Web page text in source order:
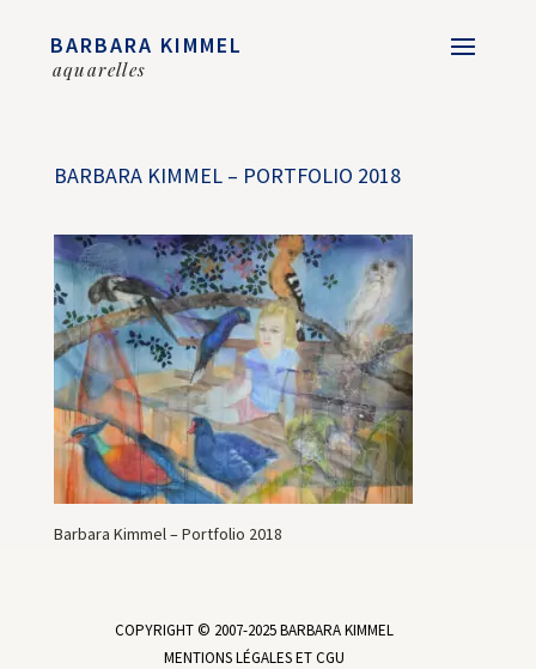
BARBARA KIMMEL
aquarelles
BARBARA KIMMEL – PORTFOLIO 2018
Barbara Kimmel – Portfolio 2018
COPYRIGHT © 2007-2025 BARBARA KIMMEL
MENTIONS LÉGALES ET CGU